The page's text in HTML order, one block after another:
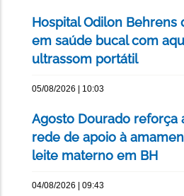
Hospital Odilon Behrens
em saúde bucal com
ultrassom portátil
05/08/2026 | 10:03
Agosto Dourado reforça
rede de apoio à
leite materno em BH
04/08/2026 | 09:43